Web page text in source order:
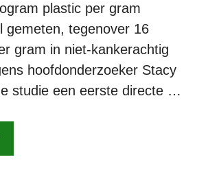
plastic per gram
gemeten, tegenover 16
gram in niet-kankerachtig
hoofdonderzoeker Stacy
studie een eerste directe …